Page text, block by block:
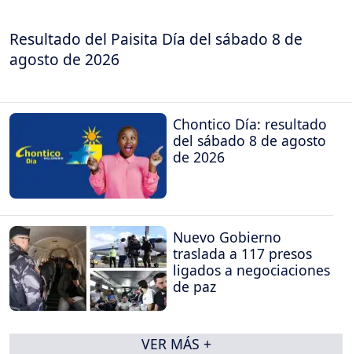
Resultado del Paisita Día del sábado 8 de
agosto de 2026
Chontico Día: resultado
del sábado 8 de agosto
de 2026
Nuevo Gobierno
traslada a 117 presos
ligados a negociaciones
de paz
VER MÁS +